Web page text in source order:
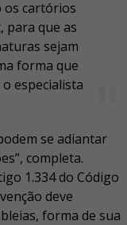
os cartórios
para que as
sejam
forma que
especialista
se adiantar
completa.
1.334 do Código
deve
forma de sua